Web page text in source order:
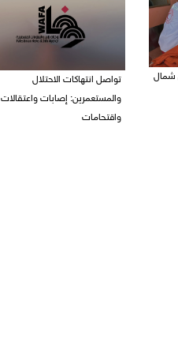
شمال
تواصل انتهاكات الاحتلال
والمستعمرين: إصابات واعتقالات
واقتحامات